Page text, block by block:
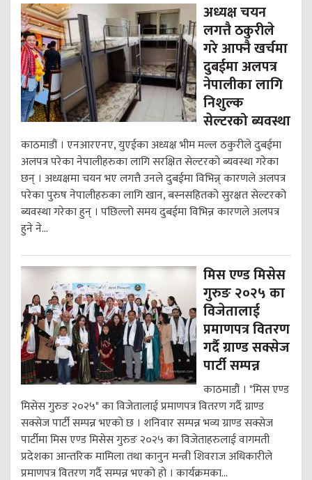
अध्यक्ष चयन
लगत्तै ठकुरीले
गरे आफ्नै खर्चमा
दुबईमा अलपत्र
नेपालीका लागि
निशुल्क
सेल्टरको ब्यवस्था
काठमाडौं । एनआरएनए, युएईका अध्यक्ष भीम मल्ल ठकुरीले दुबईमा
अलपत्र परेका नेपालीहरुका लागि सरक्षित सेल्टरको ब्यवस्था गरेका
छन् । अध्यक्षमा चयन भए लगत्तै उनले दुबईमा विभिन्न् कारणले अलपत्र
परेका पुरुष नेपालीहरुका लागि खान, बस्नसहितको सुरक्षत सेल्टरको
ब्यवस्था गरेका हुन् । पछिल्लो समय दुबईमा विभिन्न कारणले अलपत्र
हुने ने...
मिस एण्ड मिसेस
गुरुङ २०२५ का
विजेतालाई
प्रमाणपत्र वितरण
गर्दै ग्राण्ड सक्सेज
पार्टी सम्पन्न
काठमाडौं । "मिस एण्ड
मिसेस गुरुङ २०२५" का विजेतालाई प्रमाणपत्र वितरण गर्दै ग्राण्ड
सक्सेज पार्टी सम्पन्न भएको छ । शनिवार सम्पन्न भव्य ग्राण्ड सक्सेज
पार्टीमा मिस एण्ड मिसेस गुरुङ २०२५ का विजेताहरुलाई वागमती
प्रदेशका आन्तरिक मामिला तथा कानुन मन्त्री शिवराज अधिकारीले
प्रमाणपत्र वितरण गर्दै सम्पन्न भएको हो । कार्यक्रमका...